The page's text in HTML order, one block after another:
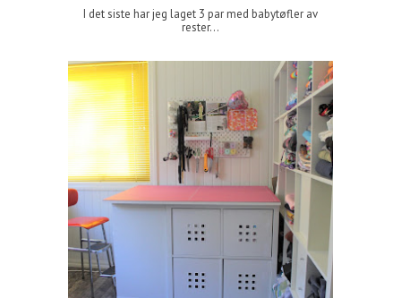
I det siste har jeg laget 3 par med babytøfler av
rester...